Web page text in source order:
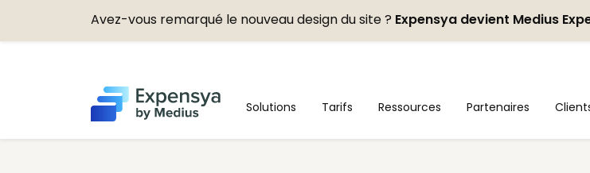
Avez-vous remarqué le nouveau design du site ? Expensya devient Medius
Expensya
Solutions Tarifs Ressources Partenaires